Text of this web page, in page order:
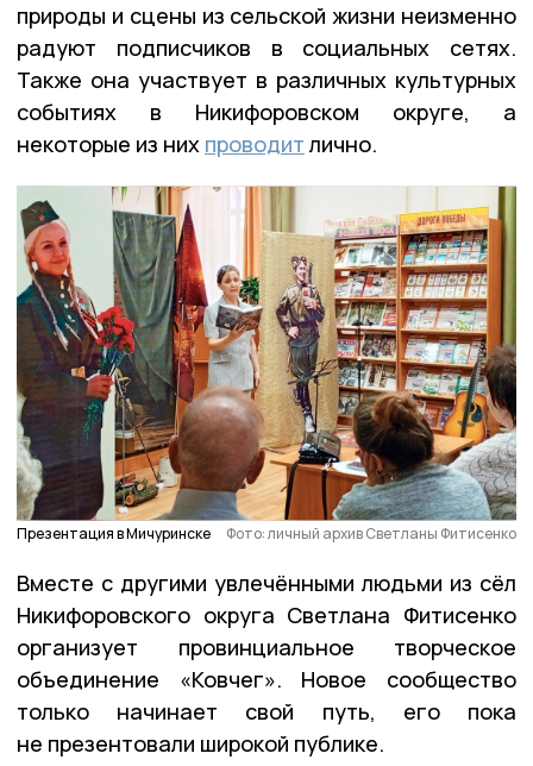
природы и сцены из сельской жизни неизменно
радуют подписчиков в социальных сетях.
Также она участвует в различных культурных
событиях в Никифоровском округе, а
некоторые из них проводит лично.
Презентация в Мичуринске Фото: личный архив Светланы Фитисенко
Вместе с другими увлечёнными людьми из сёл
Никифоровского округа Светлана Фитисенко
организует провинциальное творческое
объединение «Ковчег». Новое сообщество
только начинает свой путь, его пока
не презентовали широкой публике.